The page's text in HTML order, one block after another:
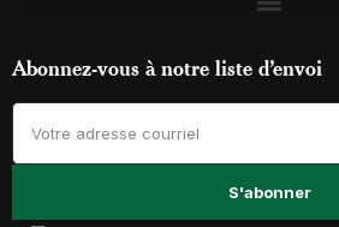
Abonnez-vous à notre liste d’envoi